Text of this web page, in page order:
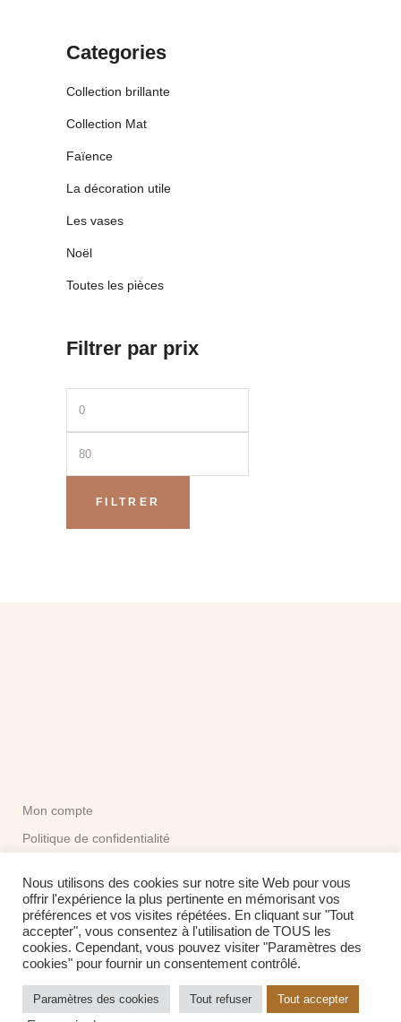
Categories
Collection brillante
Collection Mat
Faïence
La décoration utile
Les vases
Noël
Toutes les pièces
Filtrer par prix
FILTRER
Mon compte
Politique de confidentialité
Me contacter:
contact@touretmirette.fr
Formulaire de contact
Nous utilisons des cookies sur notre site Web pour vous
offrir l'expérience la plus pertinente en mémorisant vos
préférences et vos visites répétées. En cliquant sur "Tout
accepter", vous consentez à l'utilisation de TOUS les
cookies. Cependant, vous pouvez visiter "Paramètres des
cookies" pour fournir un consentement contrôlé.
Paramètres des cookies Tout refuser Tout accepter